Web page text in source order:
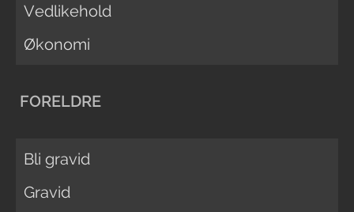
Vedlikehold
Økonomi
FORELDRE
Bli gravid
Gravid